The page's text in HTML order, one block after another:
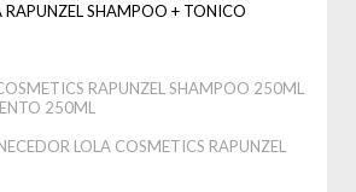
RAPUNZEL SHAMPOO + TONICO
RAPUNZEL SHAMPOO 250ML
250ML
LOLA COSMETICS RAPUNZEL